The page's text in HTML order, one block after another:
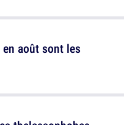
août sont les